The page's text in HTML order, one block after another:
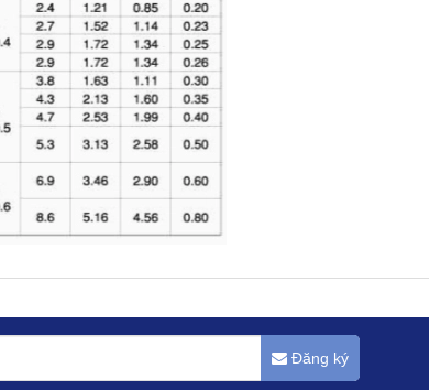
Đăng ký